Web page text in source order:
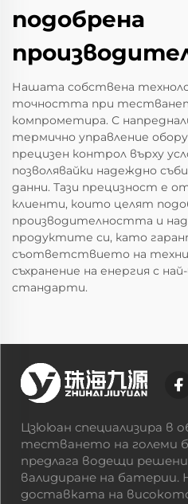
подобрена
Нашата собствена
точността при
компрометира. С
термично управление
прецизен контрол върху
позволявайки надеждно
данни. Тази прецизност е
клиенти, които целят
производителността и
продуктите си, като
съответствието на
съхранение на енергия с
стандарти.
Цзююан специализира в
тестването на големи
предлага водещи
валидиране на батерии.
доставката на